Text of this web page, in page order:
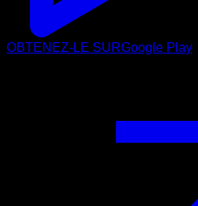
OBTENEZ-LE SURGoogle Play